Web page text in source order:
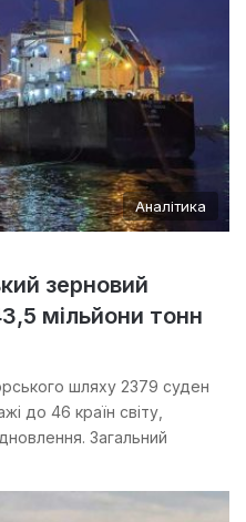
Аналітика
зерновий
мільйони тонн
шляху 2379 суден
до 46 країн світу,
Загальний